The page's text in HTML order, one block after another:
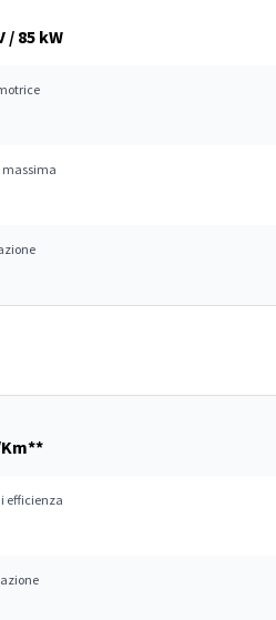
/ 85 kW
massima
efficienza